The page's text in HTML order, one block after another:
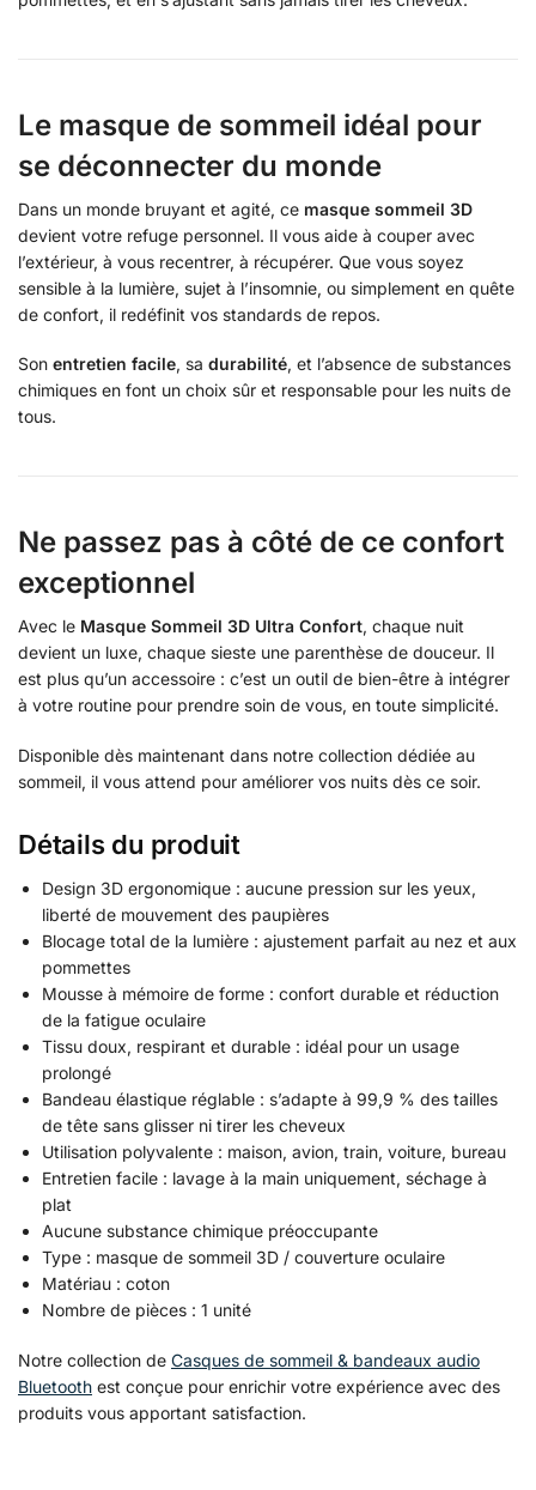
Le masque de sommeil idéal pour
se déconnecter du monde
Dans un monde bruyant et agité, ce masque sommeil 3D
devient votre refuge personnel. Il vous aide à couper avec
l’extérieur, à vous recentrer, à récupérer. Que vous soyez
sensible à la lumière, sujet à l’insomnie, ou simplement en quête
de confort, il redéfinit vos standards de repos.
Son entretien facile, sa durabilité, et l’absence de substances
chimiques en font un choix sûr et responsable pour les nuits de
tous.
Ne passez pas à côté de ce confort
exceptionnel
Avec le Masque Sommeil 3D Ultra Confort, chaque nuit
devient un luxe, chaque sieste une parenthèse de douceur. Il
est plus qu’un accessoire : c’est un outil de bien-être à intégrer
à votre routine pour prendre soin de vous, en toute simplicité.
Disponible dès maintenant dans notre collection dédiée au
sommeil, il vous attend pour améliorer vos nuits dès ce soir.
Détails du produit
Design 3D ergonomique : aucune pression sur les yeux,
liberté de mouvement des paupières
Blocage total de la lumière : ajustement parfait au nez et aux
pommettes
Mousse à mémoire de forme : confort durable et réduction
de la fatigue oculaire
Tissu doux, respirant et durable : idéal pour un usage
prolongé
Bandeau élastique réglable : s’adapte à 99,9 % des tailles
de tête sans glisser ni tirer les cheveux
Utilisation polyvalente : maison, avion, train, voiture, bureau
Entretien facile : lavage à la main uniquement, séchage à
plat
Aucune substance chimique préoccupante
Type : masque de sommeil 3D / couverture oculaire
Matériau : coton
Nombre de pièces : 1 unité
Notre collection de Casques de sommeil & bandeaux audio
Bluetooth est conçue pour enrichir votre expérience avec des
produits vous apportant satisfaction.